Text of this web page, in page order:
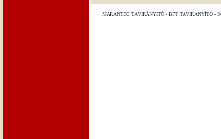
MARANTEC TÁVIRÁNYÍTÓ - BFT TÁVIRÁNYÍTÓ -